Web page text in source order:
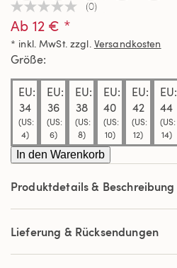
Kein
Beurteilungswert
Link
auf
derselben
(0)
Ab 12 € *
* inkl. MwSt. zzgl. Versandkosten
Größe
EU:
34
(US:
4)
EU:
36
(US:
6)
EU:
38
(US:
8)
EU:
40
(US:
10)
EU:
42
(US:
12)
EU:
44
(US:
14)
In den Warenkorb
Produktdetails & Beschreibung
Lieferung & Rücksendungen